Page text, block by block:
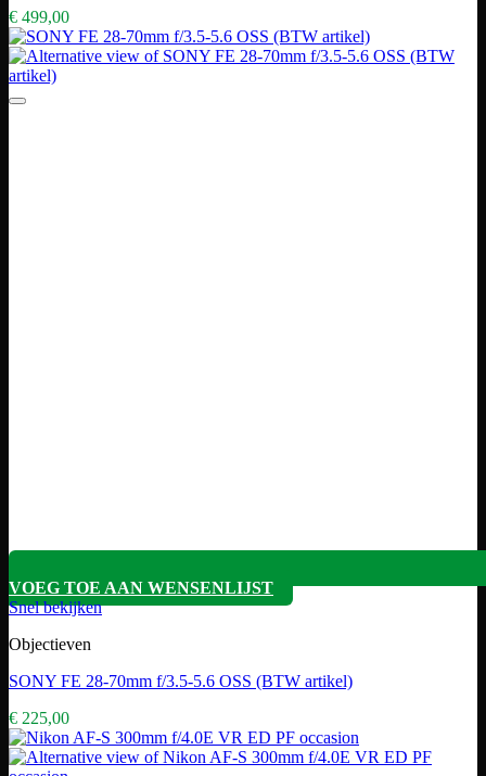
€ 499,00
VOEG TOE AAN WENSENLIJST
Snel bekijken
Objectieven
SONY FE 28-70mm f/3.5-5.6 OSS (BTW artikel)
€ 225,00